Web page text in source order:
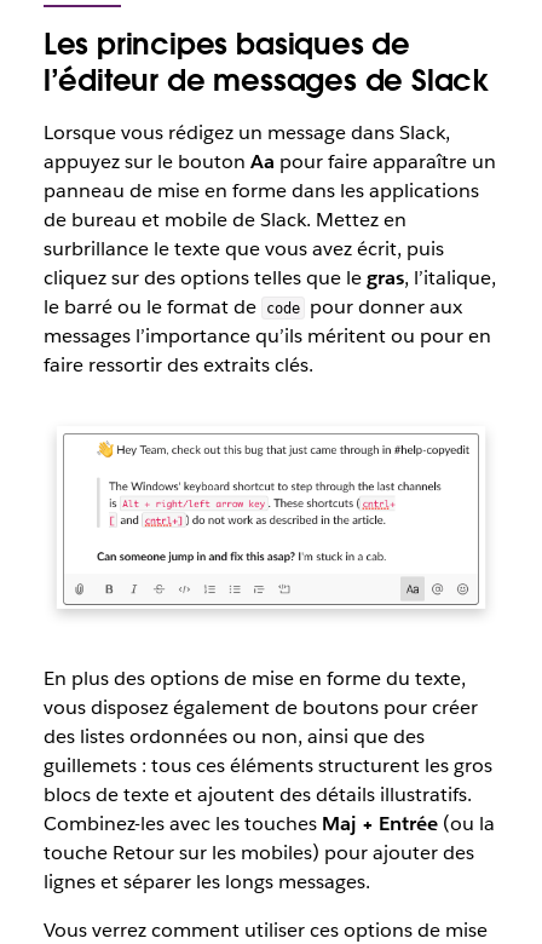
Les principes basiques de
l’éditeur de messages de Slack
Lorsque vous rédigez un message dans Slack,
appuyez sur le bouton Aa pour faire apparaître un
panneau de mise en forme dans les applications
de bureau et mobile de Slack. Mettez en
surbrillance le texte que vous avez écrit, puis
cliquez sur des options telles que legras, l’italique,
le barré ou le format de
code
pour donner aux
messages l’importance qu’ils méritent ou pour en
faire ressortir des extraits clés.
En plus des options de mise en forme du texte,
vous disposez également de boutons pour créer
des listes ordonnées ou non, ainsi que des
guillemets : tous ces éléments structurent les gros
blocs de texte et ajoutent des détails illustratifs.
Combinez-les avec les touches Maj + Entrée(ou la
touche Retour sur les mobiles) pour ajouter des
lignes et séparer les longs messages.
Vous verrez comment utiliser ces options de mise